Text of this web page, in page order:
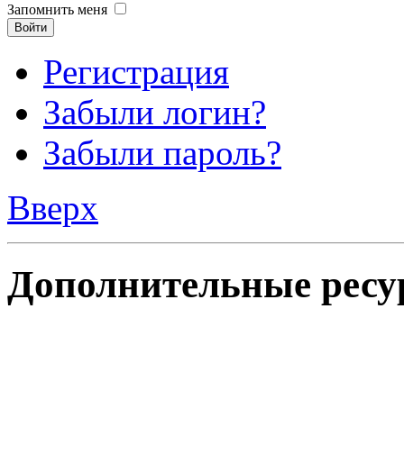
Запомнить меня
Войти
Регистрация
Забыли логин?
Забыли пароль?
Вверх
Дополнительные